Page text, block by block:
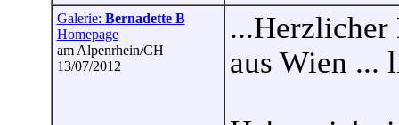
Galerie: Bernadette B
Homepage
am Alpenrhein/CH
13/07/2012
...Herzlicher
aus Wien ...